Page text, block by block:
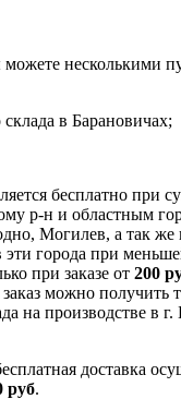
несколькими
в Барановичах;
бесплатно при
р-н и областным
Могилев, а так же
эти города при
при заказе от 200
заказ можно получить
на производстве в
доставка
руб.